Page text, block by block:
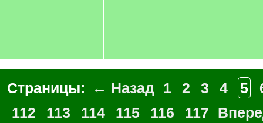
Страницы: ← Назад 1 2 3 4 5
112
113 114 115 116 117